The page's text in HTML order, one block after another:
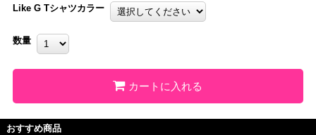
Like G Tシャツカラー
数量
カートに入れる
おすすめ商品